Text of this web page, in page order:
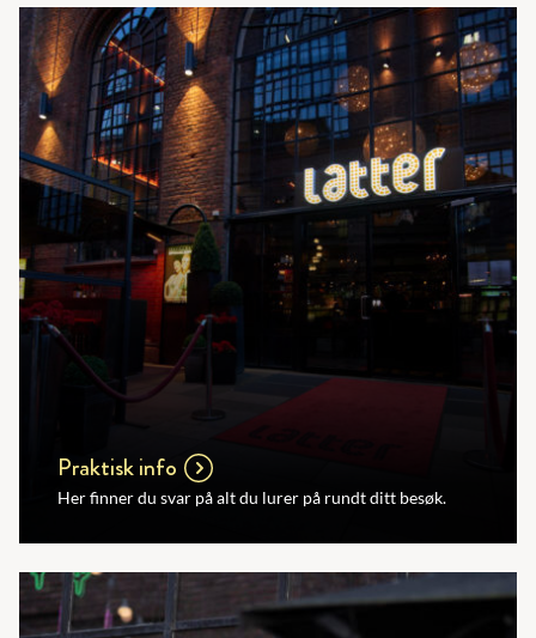
Praktisk info
Her finner du svar på alt du lurer på rundt ditt besøk.